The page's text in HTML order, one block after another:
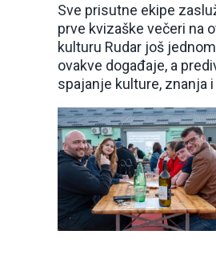
Sve prisutne ekipe
prve kvizaške večeri na
kulturu Rudar još
ovakve događaje, a
spajanje kulture, znanja